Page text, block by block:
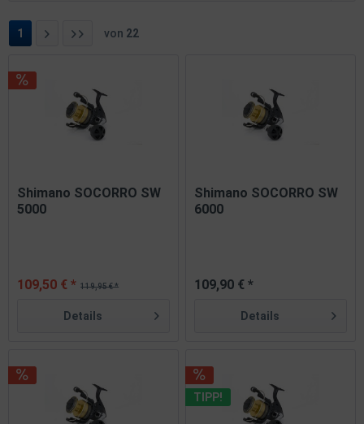
1 von 22
Shimano SOCORRO SW
5000
119,95 € *
109,50 € *
Details
Shimano SOCORRO SW
6000
109,90 € *
Details
TIPP!